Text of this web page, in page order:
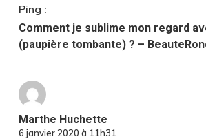
Ping :
Comment je sublime mon regard
(paupière tombante) ? –
Marthe Huchette
6 janvier 2020 à 11h31